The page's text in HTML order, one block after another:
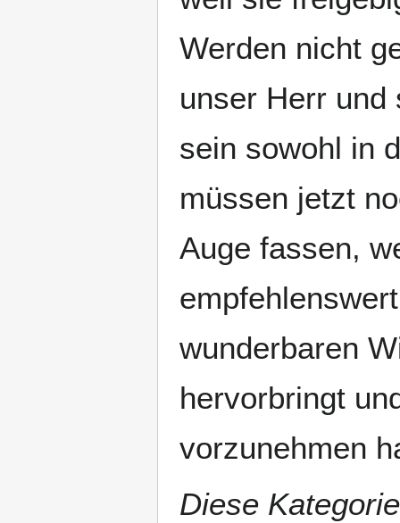
Werden nicht
unser Herr und
sein sowohl in
müssen jetzt
Auge fassen,
wunderbaren
hervorbringt
vorzunehmen
Diese